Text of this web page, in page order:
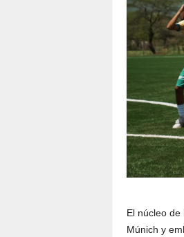
El núcleo
Múnich y